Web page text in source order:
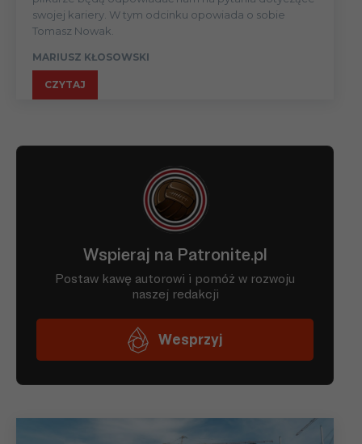
swojej kariery. W tym odcinku opowiada o sobie
Tomasz Nowak.
MARIUSZ KŁOSOWSKI
CZYTAJ